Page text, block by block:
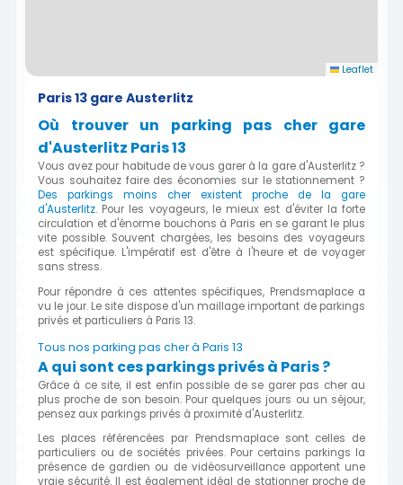
Leaflet
Paris 13 gare Austerlitz
Où trouver un parking pas cher gare
d'Austerlitz Paris 13
Vous avez pour habitude de vous garer à la gare d'Austerlitz ?
Vous souhaitez faire des économies sur le stationnement ?
Des parkings moins cher existent proche de la gare
d'Austerlitz. Pour les voyageurs, le mieux est d'éviter la forte
circulation et d'énorme bouchons à Paris en se garant le plus
vite possible. Souvent chargées, les besoins des voyageurs
est spécifique. L'impératif est d'être à l'heure et de voyager
sans stress.
Pour répondre à ces attentes spécifiques, Prendsmaplace a
vu le jour. Le site dispose d'un maillage important de parkings
privés et particuliers à Paris 13.
Tous nos parking pas cher à Paris 13
A qui sont ces parkings privés à Paris ?
Grâce à ce site, il est enfin possible de se garer pas cher au
plus proche de son besoin. Pour quelques jours ou un séjour,
pensez aux parkings privés à proximité d'Austerlitz.
Les places référencées par Prendsmaplace sont celles de
particuliers ou de sociétés privées. Pour certains parkings la
présence de gardien ou de vidéosurveillance apportent une
vraie sécurité. Il est également idéal de stationner proche de